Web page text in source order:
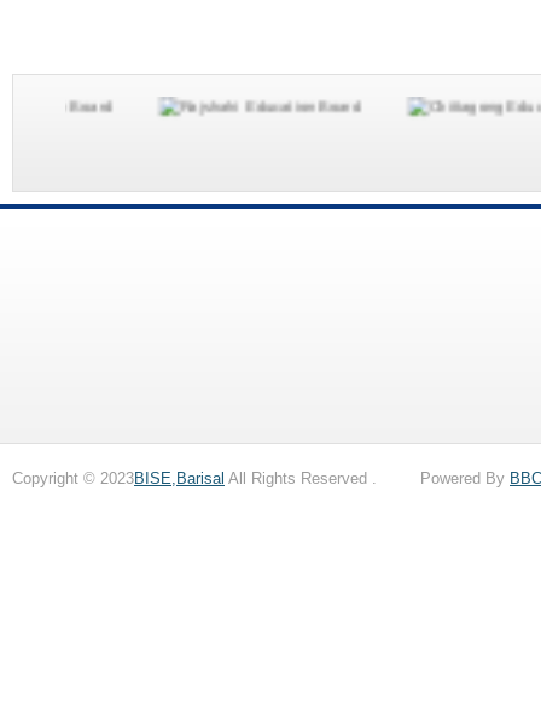
Copyright © 2023BISE,Barisal All Rights Reserved . Powered By